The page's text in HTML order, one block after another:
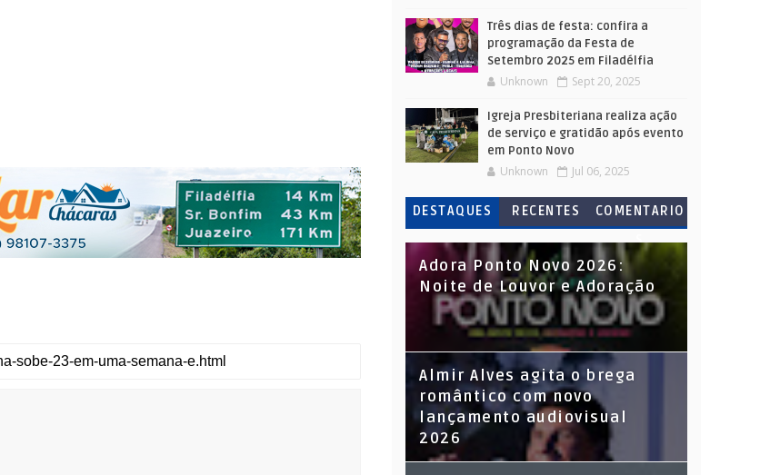
Três dias de festa: confira a
programação da Festa de
Setembro 2025 em Filadélfia
Unknown Sept 20, 2025
Igreja Presbiteriana realiza ação
de serviço e gratidão após evento
em Ponto Novo
Unknown Jul 06, 2025
DESTAQUES RECENTES
COMENTARIO
S
Adora Ponto Novo 2026:
Noite de Louvor e Adoração
Almir Alves agita o brega
romântico com novo
lançamento audiovisual
2026